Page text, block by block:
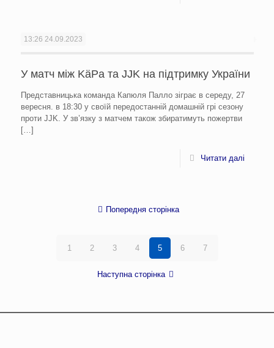
13:26 24.09.2023
У матч між KäPa та JJK на підтримку України
Представницька команда Капюля Палло зіграє в середу, 27
вересня. в 18:30 у своїй передостанній домашній грі сезону
проти JJK. У зв’язку з матчем також збиратимуть пожертви
[…]
Читати далі
Попередня сторінка
1 2 3 4 5 6 7
Наступна сторінка